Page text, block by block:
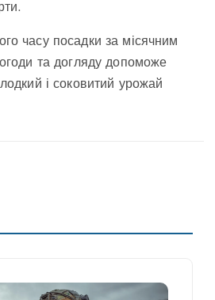
часу посадки за місячним
та догляду допоможе
і соковитий урожай